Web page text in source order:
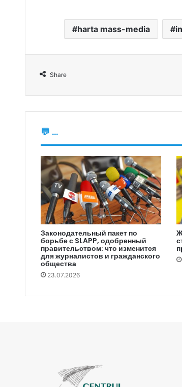
harta mass-media
Share
💬 ...
Законодательный пакет по
борьбе с SLAPP, одобренный
правительством: что изменится
для журналистов и гражданского
общества
23.07.2026